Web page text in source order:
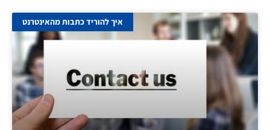
איך להוריד כתבות מהאינטרנט